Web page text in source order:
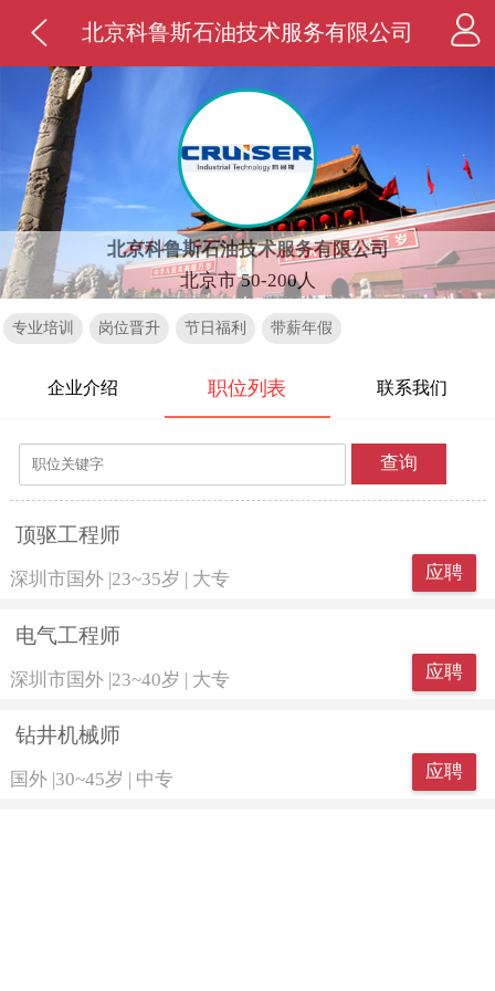
北京科鲁斯石油技术服务有限公司
北京科鲁斯石油技术服务有限公司
北京市 50-200人
专业培训 岗位晋升 节日福利 带薪年假
企业介绍 职位列表 联系我们
查询
顶驱工程师
深圳市国外| 23~35岁 大专 应聘
电气工程师
深圳市国外|23~40岁 | 大专 应聘
钻井机械师
国外| 30~45岁 中专 应聘